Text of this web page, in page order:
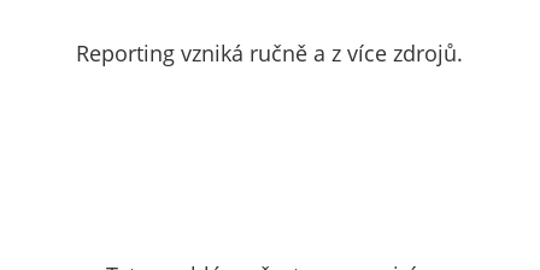
Reporting vzniká ručně a z více zdrojů.